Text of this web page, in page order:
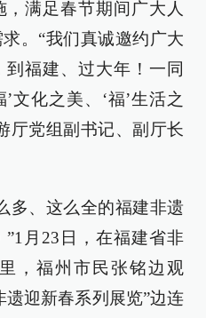
满足春节期间广大人
。“我们真诚邀约广大
福建、过大年！一同
文化之美、‘福’生活之
厅党组副书记、副厅长
多、这么全的福建非遗
月23日，在福建省非
，福州市民张铭边观
迎新春系列展览”边连